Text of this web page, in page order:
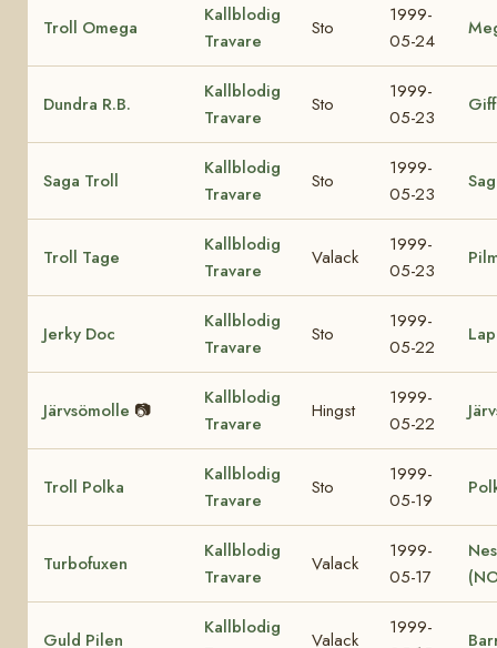
Troll Omega
Kallblodig
Travare
Sto
1999-
05-24
Dundra R.B.
Kallblodig
Travare
Sto
1999-
05-23
Saga Troll
Kallblodig
Travare
Sto
1999-
05-23
Troll Tage
Kallblodig
Travare
Valack
1999-
05-23
Jerky Doc
Kallblodig
Travare
Sto
1999-
05-22
Järvsömolle 📷
Kallblodig
Travare
Hingst
1999-
05-22
Troll Polka
Kallblodig
Travare
Sto
1999-
05-19
Turbofuxen
Kallblodig
Travare
Valack
1999-
05-17
Guld Pilen
Kallblodig
Valack
1999-